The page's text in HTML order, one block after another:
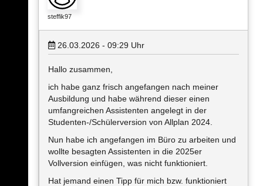
steffik97
26.03.2026 - 09:29 Uhr
Hallo zusammen,
ich habe ganz frisch angefangen nach meiner
Ausbildung und habe während dieser einen
umfangreichen Assistenten angelegt in der
Studenten-/Schülerversion von Allplan 2024.
Nun habe ich angefangen im Büro zu arbeiten und
wollte besagten Assistenten in die 2025er
Vollversion einfügen, was nicht funktioniert.
Hat jemand einen Tipp für mich bzw. funktioniert